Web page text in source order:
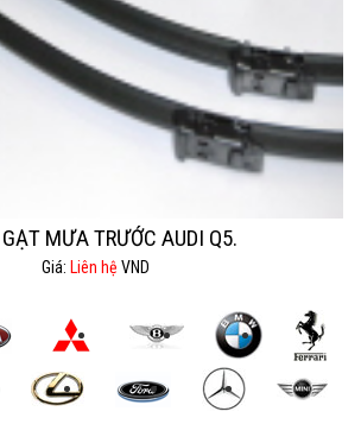
MƯA TRƯỚC AUDI Q5.
Giá: Liên hệ VND